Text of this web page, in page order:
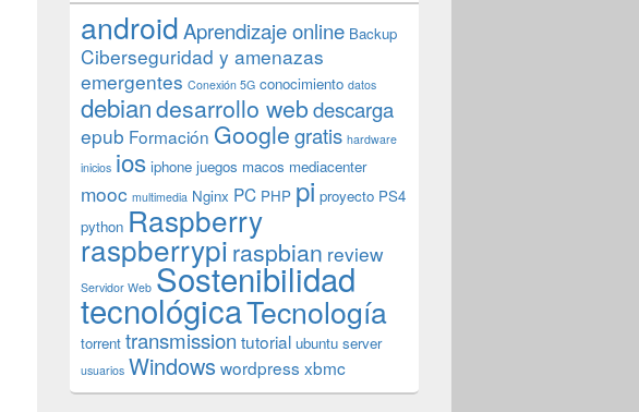
androidAprendizaje online Backup
Ciberseguridad y amenazas
emergentes Conexión 5G conocimiento datos
debiandesarrollo webdescarga
epub Formación Googlegratis hardware
inicios ios iphone juegos macos mediacenter
mooc multimedia Nginx PC PHP pi proyecto PS4
python Raspberry
raspberrypi raspbian review
Servidor Web Sostenibilidad
tecnológicaTecnología
torrent transmission tutorial ubuntu server
usuarios Windowswordpress xbmc